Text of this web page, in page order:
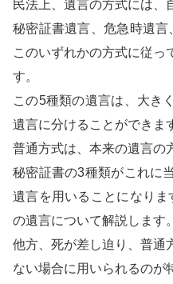
民法上、遺言の方式には、
秘密証書遺言、危急時遺言
このいずれかの方式に従っ
す。
この5種類の遺言は、大き
遺言に分けることができま
普通方式は、本来の遺言の
秘密証書の3種類がこれに
遺言を用いることになり
の遺言について解説します。
他方、死が差し迫り、普通
ない場合に用いられるのが